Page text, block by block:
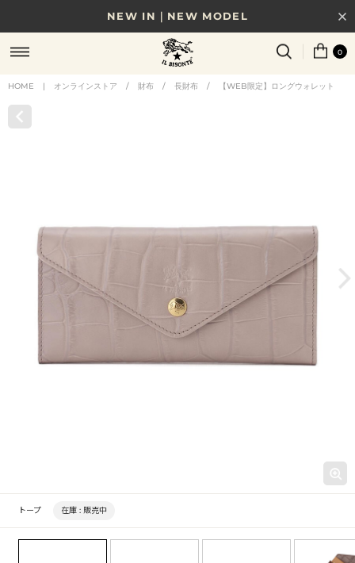
NEW IN｜NEW MODEL
8/17(月)10時まで｜税込11,000円以上で送料無料
贈る相手やシーンから選べる、新しいギフトガイド
0
HOME | オンラインストア / 財布 / 長財布 / 【WEB限定】ロングウォレット
トープ 在庫 : 販売中